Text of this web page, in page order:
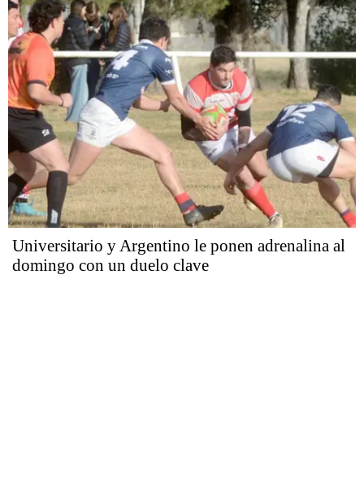
Universitario y Argentino le ponen adrenalina al
domingo con un duelo clave